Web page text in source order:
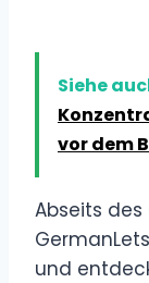
Siehe
vor dem
Abseits
und